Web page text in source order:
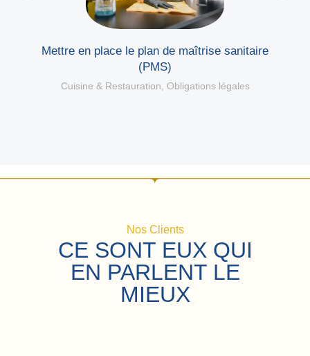
Mettre en place le plan de maîtrise sanitaire
(PMS)
Cuisine & Restauration Obligations légales
Nos Clients
CE SONT EUX QUI
EN PARLENT LE
MIEUX